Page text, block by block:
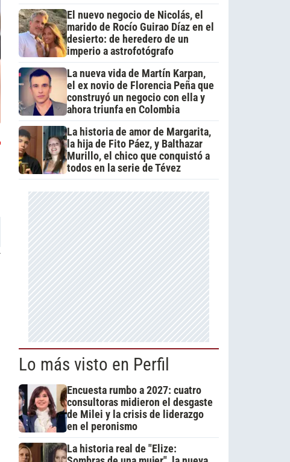
El nuevo negocio de Nicolás, el
marido de Rocío Guirao Díaz en el
desierto: de heredero de un
imperio a astrofotógrafo
La nueva vida de Martín Karpan,
el ex novio de Florencia Peña que
construyó un negocio con ella y
ahora triunfa en Colombia
La historia de amor de Margarita,
la hija de Fito Páez, y Balthazar
Murillo, el chico que conquistó a
todos en la serie de Tévez
Lo más visto en Perfil
Encuesta rumbo a 2027: cuatro
consultoras midieron el desgaste
de Milei y la crisis de liderazgo
en el peronismo
La historia real de "Elize: